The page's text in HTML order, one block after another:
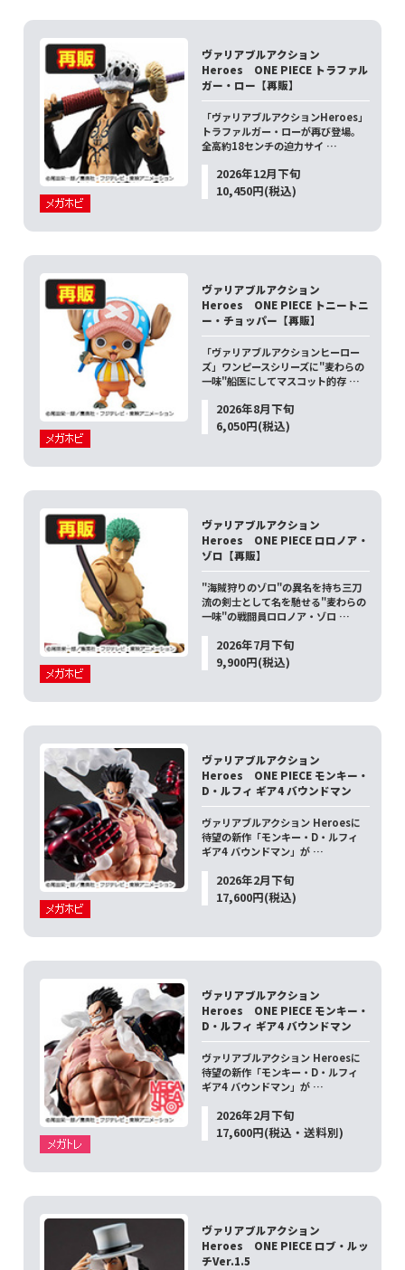
ヴァリアブルアクション
Heroes ONE PIECE トラファル
ガー・ロー【再販】
「ヴァリアブルアクションHeroes」
トラファルガー・ローが再び登場。
全高約18センチの迫力サイ …
2026年12月下旬
10,450円(税込)
ヴァリアブルアクション
Heroes ONE PIECE トニートニ
ー・チョッパー【再販】
「ヴァリアブルアクションヒーロー
ズ」ワンピースシリーズに"麦わらの
一味"船医にしてマスコット的存 …
2026年8月下旬
6,050円(税込)
ヴァリアブルアクション
Heroes ONE PIECE ロロノア・
ゾロ【再販】
"海賊狩りのゾロ"の異名を持ち三刀
流の剣士として名を馳せる"麦わらの
一味"の戦闘員ロロノア・ゾロ …
2026年7月下旬
9,900円(税込)
ヴァリアブルアクション
Heroes ONE PIECE モンキー・
D・ルフィ ギア4 バウンドマン
ヴァリアブルアクション Heroesに
待望の新作「モンキー・D・ルフィ
ギア4 バウンドマン」が …
2026年2月下旬
17,600円(税込)
ヴァリアブルアクション
Heroes ONE PIECE モンキー・
D・ルフィ ギア4 バウンドマン
ヴァリアブルアクション Heroesに
待望の新作「モンキー・D・ルフィ
ギア4 バウンドマン」が …
2026年2月下旬
17,600円(税込・送料別)
ヴァリアブルアクション
Heroes ONE PIECE ロブ・ルッ
チVer.1.5